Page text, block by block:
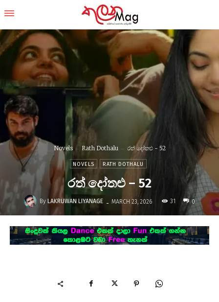
Novels Rath Dothalu රත් දෝතළු - 52
NOVELS RATH DOTHALU
රත් දෝතළු – 52
By LAKRUWAN LIYANAGE - MARCH 23, 2026 31 0